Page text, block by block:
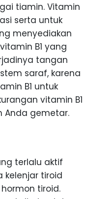
tiamin. Vitamin
serta untuk
menyediakan
B1 yang
tangan
saraf, karena
B1 untuk
vitamin B1
Anda gemetar.
terlalu aktif
kelenjar tiroid
tiroid.